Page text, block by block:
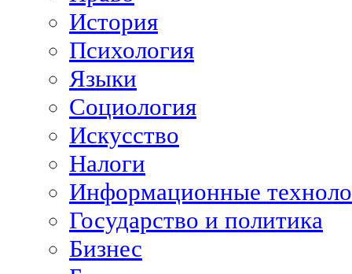
История
Психология
Языки
Социология
Искусство
Налоги
Информационные
Государство и политика
Бизнес